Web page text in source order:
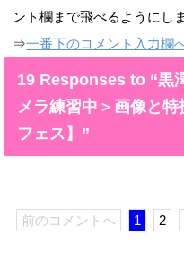
ント欄まで飛べるようにし
⇒一番下のコメント入力欄
19 Responses to “黒
メラ練習中＞画像と
フェス】”
前のコメントへ 1 2